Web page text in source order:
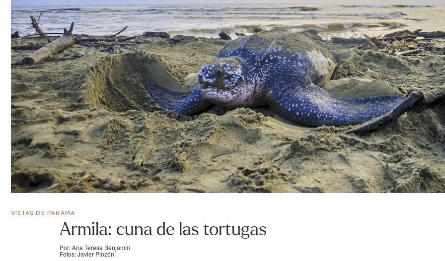
VISTAS DE PANAMA
Armila: cuna de las tortugas
Por: Ana Teresa Benjamín
Fotos: Javier Pinzón